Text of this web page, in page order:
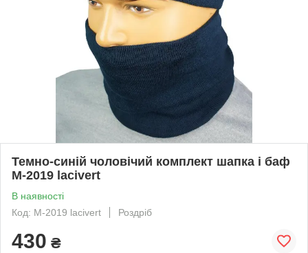
Темно-синій чоловічий комплект шапка і баф
M-2019 lacivert
В наявності
Код: M-2019 lacivert
Роздріб
430 ₴